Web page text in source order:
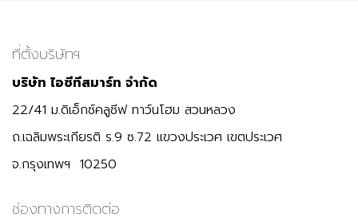
ที่ตั้งบริษัทฯ
บริษัท ไอซีทีสมาร์ท จำกัด
22/41 ม.ดิเอ็กซ์คลูซีฟ ทาว์นโฮม สวนหลวง
ถ.เฉลิมพระเกียรติ ร.9 ซ.72 แขวงประเวศ เขตประเวศ
จ.กรุงเทพฯ 10250
ช่องทางการติดต่อ